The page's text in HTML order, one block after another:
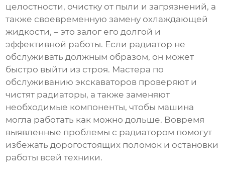
целостности, очистку от пыли и загрязнений, а
также своевременную замену охлаждающей
жидкости, – это залог его долгой и
эффективной работы. Если радиатор не
обслуживать должным образом, он может
быстро выйти из строя. Мастера по
обслуживанию экскаваторов проверяют и
чистят радиаторы, а также заменяют
необходимые компоненты, чтобы машина
могла работать как можно дольше. Вовремя
выявленные проблемы с радиатором помогут
избежать дорогостоящих поломок и остановки
работы всей техники.